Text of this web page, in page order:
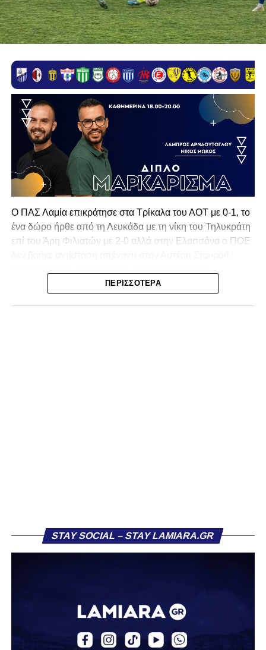
Ο ΠΑΣ Λαμία επικράτησε στα Τρίκαλα του ΑΟΤ με 0-1, το
ένα δώρο ήρθε από τη Λευκάδα με τη νίκη του Τηλυκράτη
επί του Άρη Φιλιατών με 2-0 αλλά στην Ελασσόνα ο ΠΟΕ
πρωτάθλημα και την πρόκριση στην επόμενη φάση!
ευκαιρία, η Λαμία κατάφερε να ανοίξει το σκορ. Στο 26’,
Το γκολ αυτό άλλαξε τη ροή του αγώνα, δίνοντας
ψυχολογία στη Λαμία που άρχισε να κρατά περισσότερο
την κατοχή. Τα Τρίκαλα προσπάθησαν να αντιδράσουν,
χωρίς όμως να δημιουργούν ουσιαστικές ευκαιρίες,
ΠΕΡΙΣΣΌΤΕΡΑ
STAY SOCIAL – STAY LAMIARA.GR